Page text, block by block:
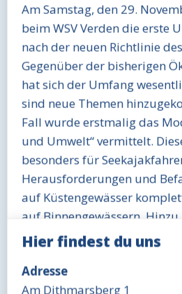
Am Samstag, den 29.
beim WSV Verden die erste
nach der neuen Richtlinie
Gegenüber der bisherigen
hat sich der Umfang
sind neue Themen
Fall wurde erstmalig das
und Umwelt“ vermittelt.
besonders für
Herausforderungen und
auf Küstengewässer
auf Binnengewässern.
erheblichen
technischen/
Hier findest du uns
Adresse
Am Dithmarsberg 1